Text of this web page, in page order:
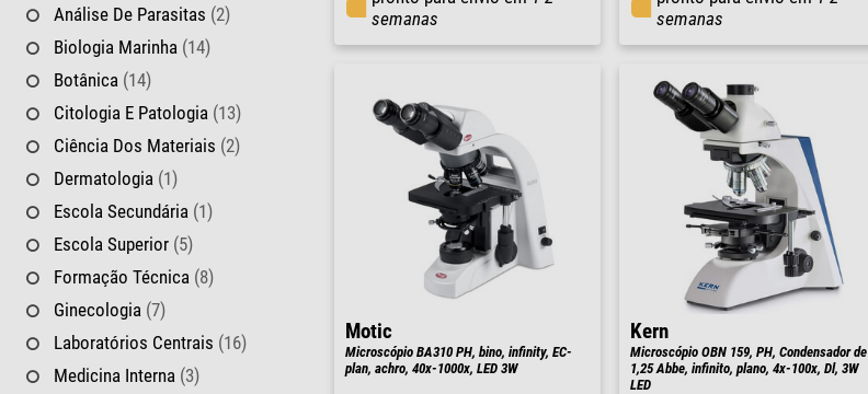
Análise De Parasitas (2)
Biologia Marinha (14)
Botânica (14)
Citologia E Patologia (13)
Ciência Dos Materiais (2)
Dermatologia (1)
Escola Secundária (1)
Escola Superior (5)
Formação Técnica (8)
Ginecologia (7)
Laboratórios Centrais (16)
Medicina Interna (3)
semanas
semanas
Motic
Microscópio BA310 PH, bino, infinity, EC-
plan, achro, 40x-1000x, LED 3W
Kern
Microscópio OBN 159, PH, Condensador de
1,25 Abbe, infinito, plano, 4x-100x, Dl, 3W
LED